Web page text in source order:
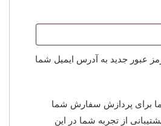
عبور جدید به آدرس ایمیل شما
برای پردازش سفارش شما
از تجربه شما در این